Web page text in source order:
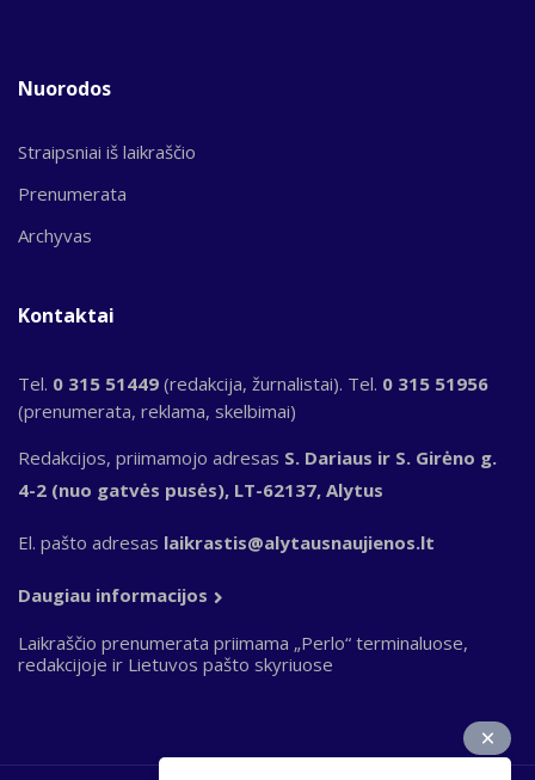
Nuorodos
Straipsniai iš laikraščio
Prenumerata
Archyvas
Kontaktai
Tel. 0 315 51449 (redakcija, žurnalistai). Tel. 0 315 51956
(prenumerata, reklama, skelbimai)
Redakcijos, priimamojo adresas S. Dariaus ir S. Girėno g.
4-2 (nuo gatvės pusės), LT-62137, Alytus
El. pašto adresas laikrastis@alytausnaujienos.lt
Daugiau informacijos
Laikraščio prenumerata priimama „Perlo“ terminaluose,
redakcijoje ir Lietuvos pašto skyriuose